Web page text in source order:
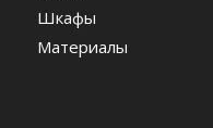
Шкафы
Материалы